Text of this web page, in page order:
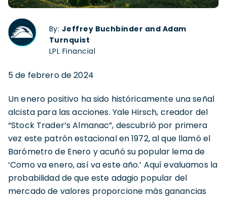
By: Jeffrey Buchbinder and Adam
Turnquist
LPL Financial
5 de febrero de 2024
Un enero positivo ha sido históricamente una señal
alcista para las acciones. Yale Hirsch, creador del
“Stock Trader’s Almanac”, descubrió por primera
vez este patrón estacional en 1972, al que llamó el
Barómetro de Enero y acuñó su popular lema de
‘Como va enero, así va este año.’ Aquí evaluamos la
probabilidad de que este adagio popular del
mercado de valores proporcione más ganancias